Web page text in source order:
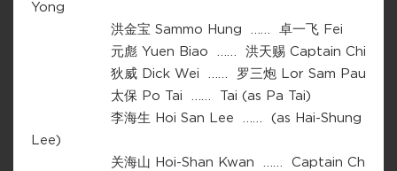
Yong
洪金宝 Sammo Hung …… 卓一飞 Fei
元彪 Yuen Biao …… 洪天赐 Captain Chi
狄威 Dick Wei …… 罗三炮 Lor Sam Pau
太保 Po Tai …… Tai (as Pa Tai)
李海生 Hoi San Lee …… (as Hai-Shung
Lee)
关海山 Hoi-Shan Kwan …… Captain Ch